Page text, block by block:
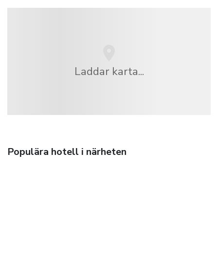
Laddar karta...
Populära hotell i närheten